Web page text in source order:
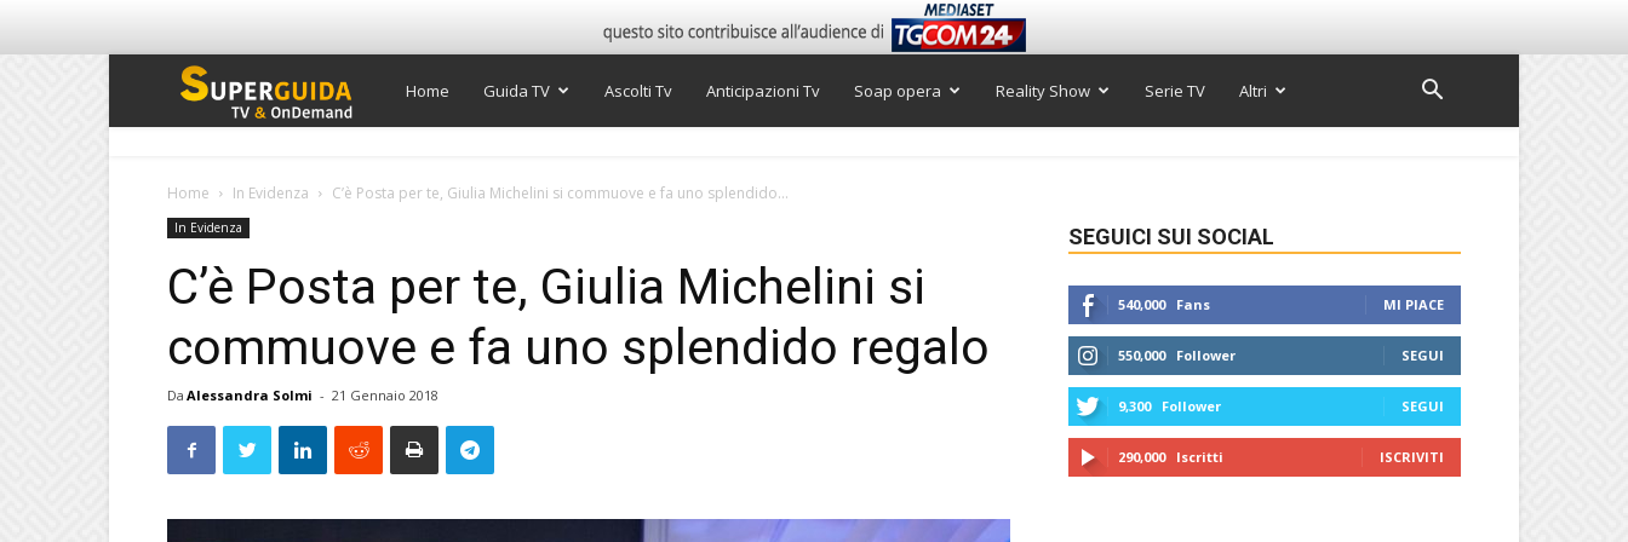
Super
Home Guida TV Ascolti Tv Anticipazioni Tv Soap opera Reality Show Serie TV Altri
Home In Evidenza C’è Posta per te, Giulia Michelini si commuove e fa uno splendido...
In Evidenza
C’è Posta per te, Giulia Michelini si
commuove e fa uno splendido regalo
Da Alessandra Solmi - 21 Gennaio 2018
SEGUICI SUI SOCIAL
540,000 Fans MI PIACE
550,000 Follower SEGUI
9,300 Follower SEGUI
290,000 Iscritti ISCRIVITI